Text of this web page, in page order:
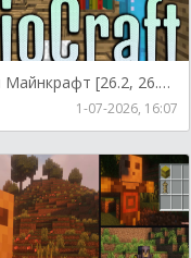
BiblioCraft для Майнкрафт [26.2, 26.1.2]
1-07-2026, 16:07